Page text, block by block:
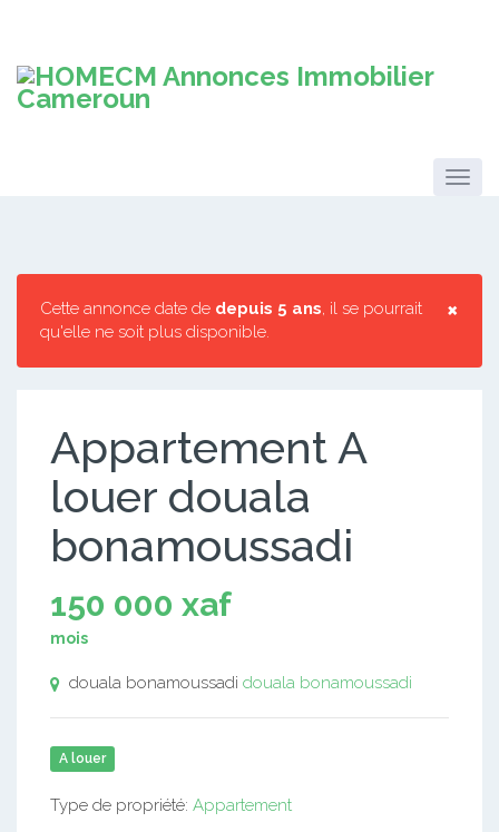
×
Cette annonce date de depuis 5 ans, il se pourrait
qu'elle ne soit plus disponible.
Appartement A
louer douala
bonamoussadi
150 000 xaf
mois
douala bonamoussadi douala bonamoussadi
A louer
Type de propriété: Appartement